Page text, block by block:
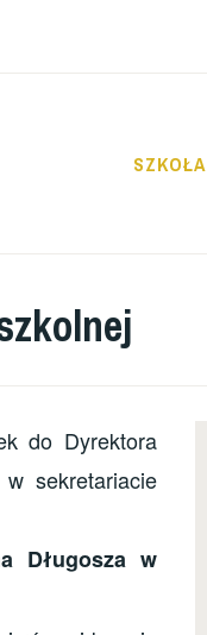
SZKOŁA
do Dyrektora
sekretariacie
Długosza w